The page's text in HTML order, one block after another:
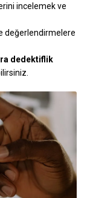
incelemek ve
değerlendirmelere
dedektiflik